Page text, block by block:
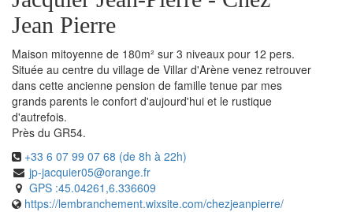
Jean Pierre
Maison mitoyenne de 180m² sur 3 niveaux pour 12 pers.
Située au centre du village de Villar d'Arène venez retrouver
dans cette ancienne pension de famille tenue par mes
grands parents le confort d'aujourd'hui et le rustique
d'autrefois.
Près du GR54.
+33 6 07 99 07 68 (de 8h à 22h)
jp-jacquier05@orange.fr
GPS :45.04261,6.336609
https://lembranchement.wixsite.com/chezjeanpierre/